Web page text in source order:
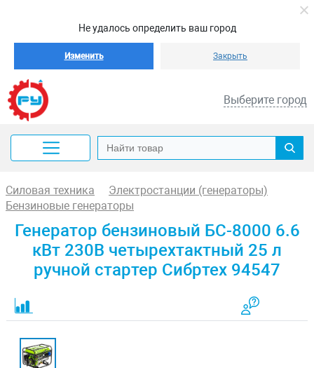
Не удалось определить ваш город
Изменить Закрыть
Выберите город
Силовая техника
Электростанции (генераторы)
Бензиновые генераторы
Генератор бензиновый БС-8000 6.6
кВт 230В четырехтактный 25 л
ручной стартер Сибртех 94547